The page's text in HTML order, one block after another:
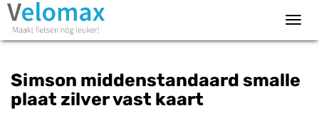
Simson middenstandaard smalle
plaat zilver vast kaart